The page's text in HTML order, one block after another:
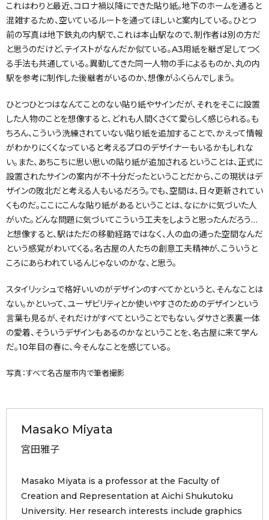
これはわりと最近、コロナ禍以降にできた貼り紙。地下のホームを通ると
混雑するため、空いているルートを通ってほしいと案内している。ひとつ
前の写真は地下鉄丸の内駅で、これは本山駅なので、制作者は別の方だ
と思うのだけど、テイストがなんだか似ている。A3用紙を継ぎ足してつく
る手法も共通している。異動してきた同一人物の手によるものか、丸の内
駅を参考に制作した後継者がいるのか、想像がふくらんでしまう。
ひとつひとつはなんてことのない貼り紙やサインだが、それをそこに設置
した人物のことを想像すると、どれも人間くさくて愛らしく感じられる。も
ちろん、こういう洗練されていない貼り紙を追加することで、かえって情報
がわかりにくくなっていると考えるプロのデザイナーもいるかもしれな
い。また、あちこちに思い思いの貼り紙が追加されるということは、正式に
設置されたサインの案内が不十分だったということだから、この現状はデ
ザインの敗北だと考える人もいるだろう。でも、空間は、日々更新されてい
くものだ。ここにこんな貼り紙があるということは、なにかに気づいた人
がいた。どんな問題に気づいてこういう工夫をしようと思ったんだろう…
と想像すると、駅はただの移動経路ではなく、人の血の通った空間なんだ
という感覚がわいてくる。名古屋の人たちの創意工夫精神が、こういうと
ころにあらわれているんじゃないのかな、と思う。
スタイリッシュで格好いいのがデザインのすべてかというと、そんなことは
ない。かといって、ユーザビリティとか使いやすさのためのデザインという
言葉も見るが、それだけがすべてということでもない。ダサさと表裏一体
の愛着、そういうデザインもあるのかなということを、名古屋に来て学ん
だ。10年目の春に、今そんなことを感じている。
写真：すべて名古屋市内で筆者撮影
Masako Miyata
宮田雅子
Masako Miyata is a professor at the Faculty of
Creation and Representation at Aichi Shukutoku
University. Her research interests include graphics